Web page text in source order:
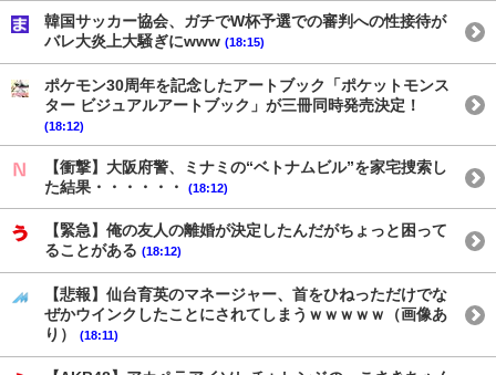
韓国サッカー協会、ガチでW杯予選での審判への性接待が
バレ大炎上大騒ぎにwww (18:15)
ポケモン30周年を記念したアートブック「ポケットモンス
ター ビジュアルアートブック」が三冊同時発売決定！
(18:12)
【衝撃】大阪府警、ミナミの“ベトナムビル”を家宅捜索し
た結果・・・・・・
(18:12)
【緊急】俺の友人の離婚が決定したんだがちょっと困って
ることがある (18:12)
【悲報】仙台育英のマネージャー、首をひねっただけでな
ぜかウインクしたことにされてしまうｗｗｗｗｗ（画像あ
り）
(18:11)